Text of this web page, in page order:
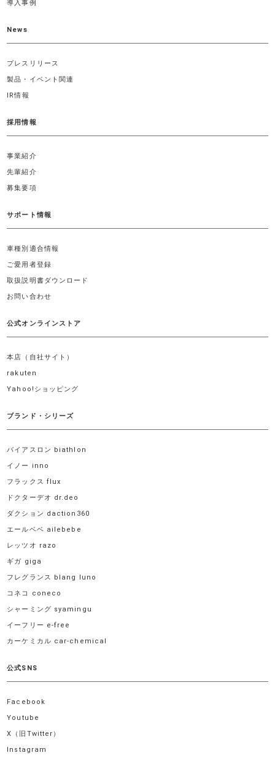
導入事例
News
プレスリリース
製品・イベント関連
IR情報
採用情報
事業紹介
先輩紹介
募集要項
サポート情報
車種別適合情報
ご愛用者登録
取扱説明書ダウンロード
お問い合わせ
公式オンラインストア
本店（自社サイト）
rakuten
Yahoo!ショッピング
ブランド・シリーズ
バイアスロン biathlon
イノー inno
フラックス flux
ドクターデオ dr.deo
ダクション daction360
エールベベ ailebebe
レッツオ razo
ギガ giga
フレグランス blang luno
コネコ coneco
シャーミング syamingu
イーフリー e-free
カーケミカル car-chemical
公式SNS
Facebook
Youtube
X（旧Twitter）
Instagram